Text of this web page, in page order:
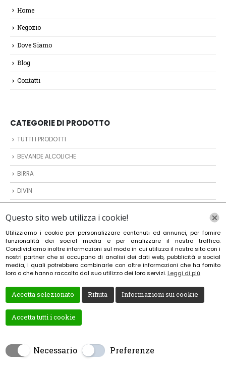
Home
Negozio
Dove Siamo
Blog
Contatti
CATEGORIE DI PRODOTTO
TUTTI I PRODOTTI
BEVANDE ALCOLICHE
BIRRA
DIVIN
ARTICOLI DA REGALO
MODALITÀ DI PAGAMENTO
Creato daLocal Web – Agenzia Web Marketing Milano
Questo sito web utilizza i cookie!
Utilizziamo i cookie per personalizzare contenuti ed annunci, per fornire
funzionalità dei social media e per analizzare il nostro traffico.
Condividiamo inoltre informazioni sul modo in cui utilizza il nostro sito con i
nostri partner che si occupano di analisi dei dati web, pubblicità e social
media, i quali potrebbero combinarle con altre informazioni che ha fornito
loro o che hanno raccolto dal suo utilizzo dei loro servizi. Leggi di più
Accetta selezionato Rifiuta Informazioni sui cookie
Accetta tutti i cookie
Necessario Preferenze